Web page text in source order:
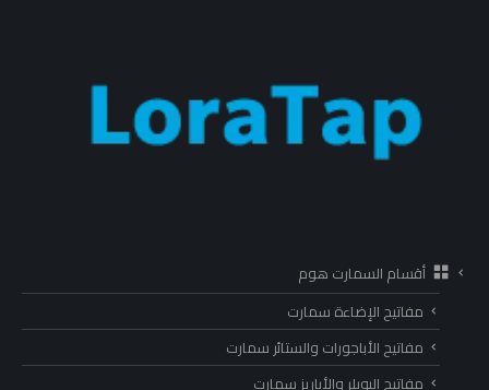
أقسام السمارت هوم
مفاتيح الإضاءة سمارت
مفاتيح الأباجورات والستائر سمارت
مفاتيح البويلر والأباريز سمارت